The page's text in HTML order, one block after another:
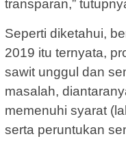
transparan,”
Seperti diketahui,
2019 itu ternyata,
sawit unggul dan
masalah,
memenuhi syarat
serta peruntukan